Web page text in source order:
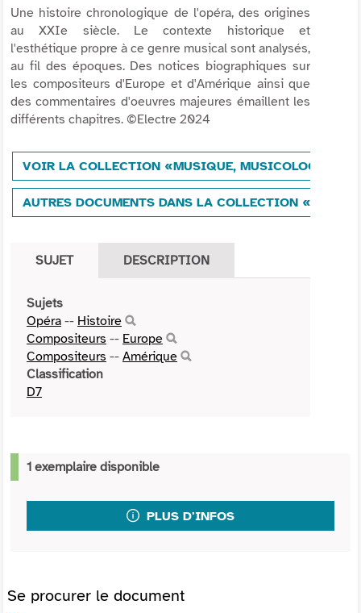
Une histoire chronologique de l'opéra, des origines
au XXIe siècle. Le contexte historique et
l'esthétique propre à ce genre musical sont analysés,
au fil des époques. Des notices biographiques sur
les compositeurs d'Europe et d'Amérique ainsi que
des commentaires d'oeuvres majeures émaillent les
différents chapitres. ©Electre 2024
VOIR LA COLLECTION «MUSIQUE, MUSICOLOGIE»
AUTRES DOCUMENTS DANS LA COLLECTION
SUJET DESCRIPTION
Sujets
Opéra -- Histoire
Compositeurs -- Europe
Compositeurs -- Amérique
Classification
D7
1 exemplaire disponible
PLUS D'INFOS
Se procurer le document